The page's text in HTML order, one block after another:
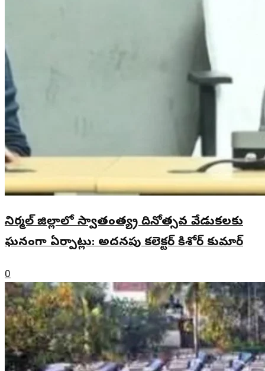
నిర్మల్ జిల్లాలో స్వాతంత్య్ర దినోత్సవ వేడుకలకు
ఘనంగా ఏర్పాట్లు: అదనపు కలెక్టర్ కిశోర్ కుమార్
0